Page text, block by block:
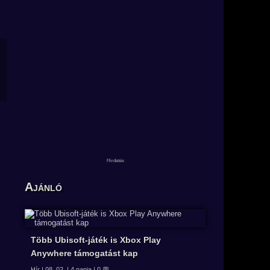
Ajánló
Több Ubisoft-játék is Xbox Play
Anywhere támogatást kap